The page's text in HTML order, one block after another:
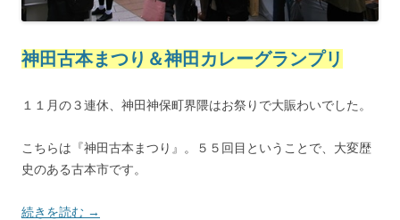
神田古本まつり＆神田カレーグランプリ
１１月の３連休、神田神保町界隈はお祭りで大賑わいでした。
こちらは『神田古本まつり』。５５回目ということで、大変歴
史のある古本市です。
続きを読む →